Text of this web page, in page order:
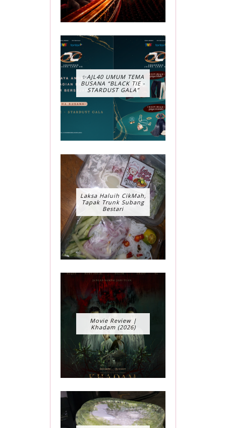
✨AJL40 UMUM TEMA
BUSANA “BLACK TIE -
STARDUST GALA”
Laksa Haluih CikMah,
Tapak Trunk Subang
Bestari
Movie Review |
Khadam (2026)